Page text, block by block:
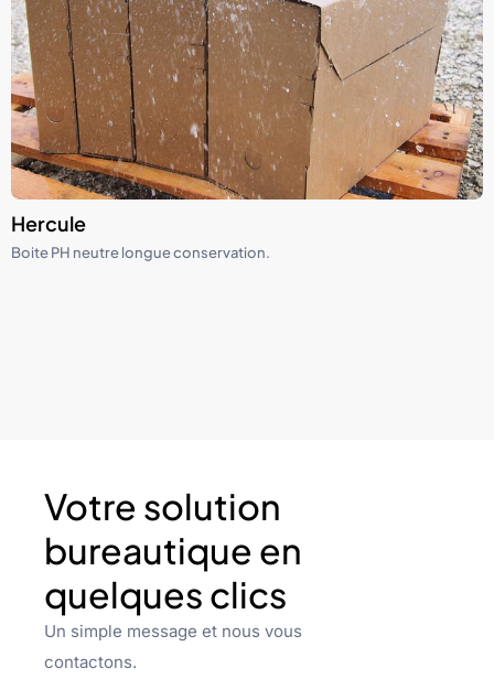
Hercule
Boite PH neutre longue conservation.
Votre solution
bureautique en
quelques clics
Un simple message et nous vous
contactons.